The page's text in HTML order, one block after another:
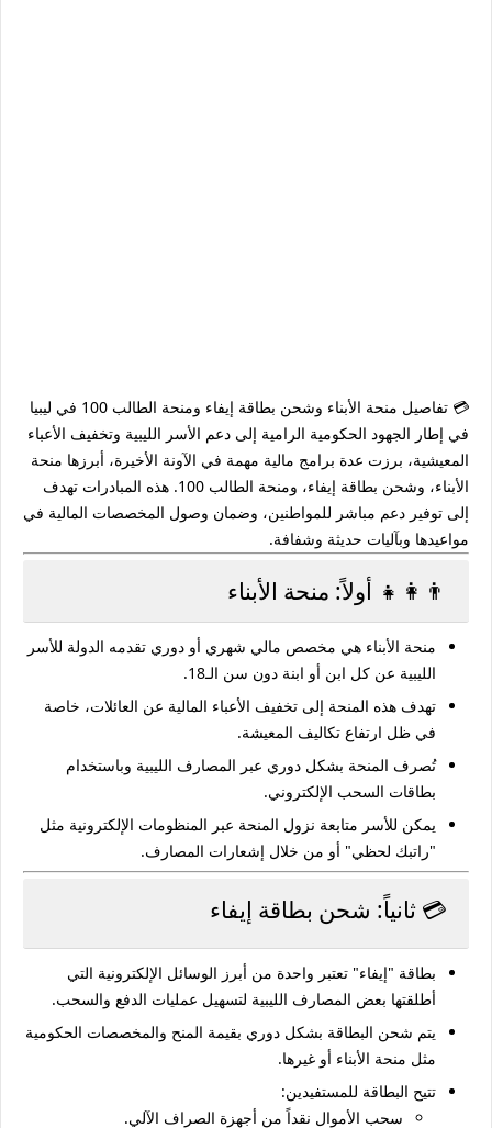
💳 تفاصيل منحة الأبناء وشحن بطاقة إيفاء ومنحة الطالب 100 في ليبيا
في إطار الجهود الحكومية الرامية إلى دعم الأسر الليبية وتخفيف الأعباء
المعيشية، برزت عدة برامج مالية مهمة في الآونة الأخيرة، أبرزها منحة
الأبناء، وشحن بطاقة إيفاء، ومنحة الطالب 100
. هذه المبادرات تهدف
إلى توفير دعم مباشر للمواطنين، وضمان وصول المخصصات المالية في
مواعيدها وبآليات حديثة وشفافة.
👨‍👩‍👧 أولاً: منحة الأبناء
منحة الأبناء هي مخصص مالي شهري أو دوري تقدمه الدولة للأسر
الليبية عن كل ابن أو ابنة دون سن الـ18.
تهدف هذه المنحة إلى تخفيف الأعباء المالية عن العائلات، خاصة
في ظل ارتفاع تكاليف المعيشة.
تُصرف المنحة بشكل دوري عبر المصارف الليبية وباستخدام
بطاقات السحب الإلكتروني.
يمكن للأسر متابعة نزول المنحة عبر المنظومات الإلكترونية مثل
"راتبك لحظي" أو من خلال إشعارات المصارف.
💳 ثانياً: شحن بطاقة إيفاء
بطاقة "إيفاء" تعتبر واحدة من أبرز الوسائل الإلكترونية التي
أطلقتها بعض المصارف الليبية لتسهيل عمليات الدفع والسحب.
يتم شحن البطاقة بشكل دوري بقيمة المنح والمخصصات الحكومية
مثل منحة الأبناء أو غيرها.
تتيح البطاقة للمستفيدين:
سحب الأموال نقداً من أجهزة الصراف الآلي.